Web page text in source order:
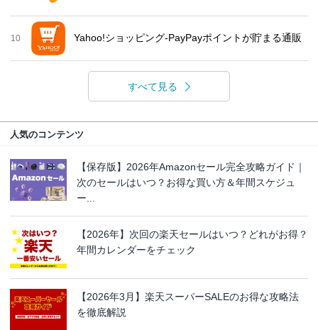
10 Yahoo!ショッピング-PayPayポイントが貯まる通販
すべて見る
人気のコンテンツ
【保存版】2026年Amazonセール完全攻略ガイド｜
次のセールはいつ？お得な買い方＆年間スケジュ
ー...
【2026年】次回の楽天セールはいつ？どれがお得？
年間カレンダーをチェック
【2026年3月】楽天スーパーSALEのお得な攻略法
を徹底解説